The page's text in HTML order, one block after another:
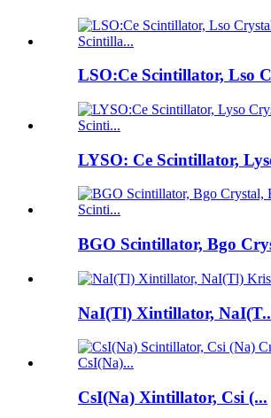
LSO:Ce Scintillator, Lso
LYSO: Ce Scintillator,
BGO Scintillator, Bgo
NaI(Tl) Xintillator,
CsI(Na) Xintillator, Csi (...